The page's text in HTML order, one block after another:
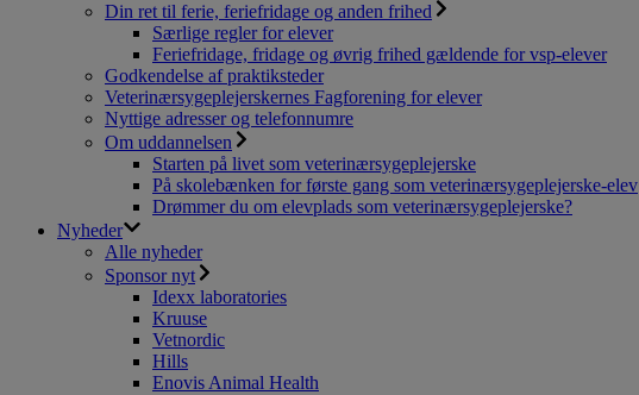
Din ret til ferie, feriefridage og anden frihed
Særlige regler for elever
Feriefridage, fridage og øvrig frihed gældende for vsp-elever
Godkendelse af praktiksteder
Veterinærsygeplejerskernes Fagforening for elever
Nyttige adresser og telefonnumre
Om uddannelsen
Starten på livet som veterinærsygeplejerske
På skolebænken for første gang som veterinærsygeplejerske-elev
Drømmer du om elevplads som veterinærsygeplejerske?
Nyheder
Alle nyheder
Sponsor nyt
Idexx laboratories
Kruuse
Vetnordic
Hills
Enovis Animal Health